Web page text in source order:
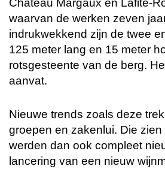
waarvan de werken zeven
indrukwekkend zijn de twee
125 meter lang en 15 meter
rotsgesteente van de berg.
aanvat.
Nieuwe trends zoals deze
groepen en zakenlui. Die
werden dan ook compleet
lancering van een nieuw